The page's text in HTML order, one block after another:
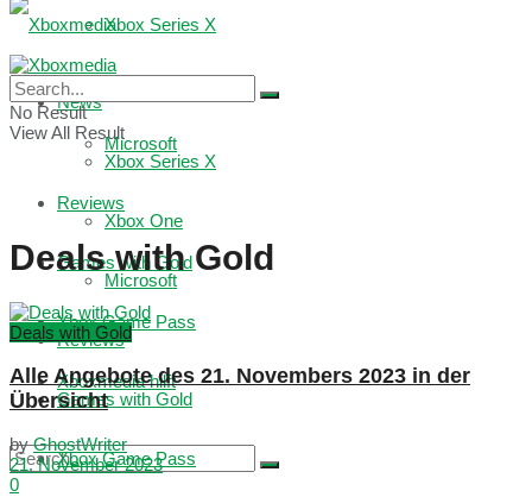
Xbox Series X
Microsoft
Reviews
Games with Gold
Xbox Game Pass
Xboxmedia hilft
News
Xbox Series X
Xbox One
Microsoft
Reviews
Games with Gold
Xbox Game Pass
No Result
View All Result
Deals with Gold
Deals with Gold
Alle Angebote des 21. Novembers 2023 in der
Übersicht
by GhostWriter
21. November 2023
0